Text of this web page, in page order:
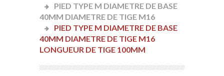
PIED TYPE M DIAMETRE DE BASE
40MM DIAMETRE DE TIGE M16
PIED TYPE M DIAMETRE DE BASE
40MM DIAMETRE DE TIGE M16
LONGUEUR DE TIGE 100MM